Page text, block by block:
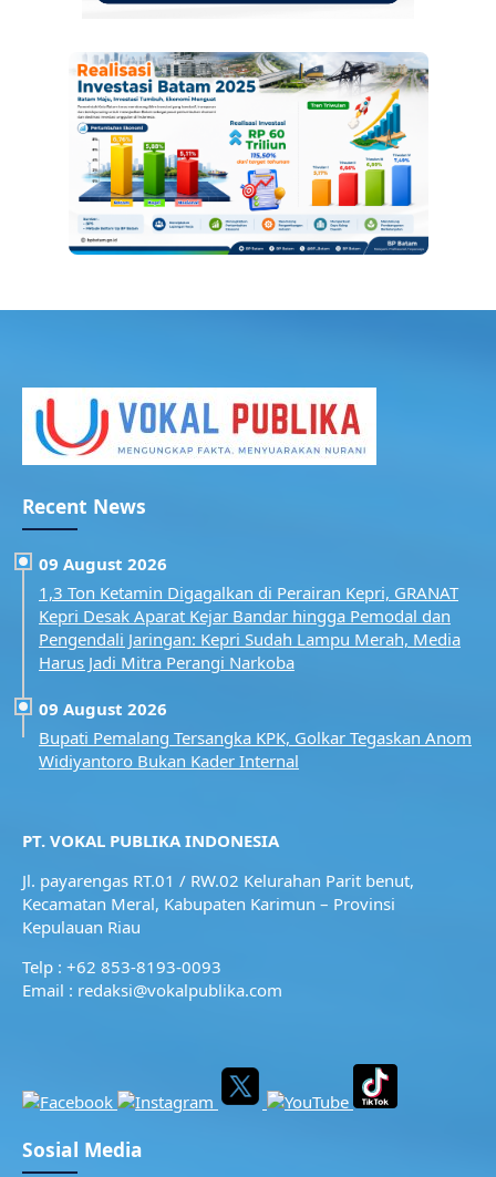
Recent News
09 August 2026
1,3 Ton Ketamin Digagalkan di Perairan Kepri, GRANAT
Kepri Desak Aparat Kejar Bandar hingga Pemodal dan
Pengendali Jaringan: Kepri Sudah Lampu Merah, Media
Harus Jadi Mitra Perangi Narkoba
09 August 2026
Bupati Pemalang Tersangka KPK, Golkar Tegaskan Anom
Widiyantoro Bukan Kader Internal
PT. VOKAL PUBLIKA INDONESIA
Jl. payarengas RT.01 / RW.02 Kelurahan Parit benut,
Kecamatan Meral, Kabupaten Karimun – Provinsi
Kepulauan Riau
Telp : +62 853-8193-0093
Email : redaksi@vokalpublika.com
Sosial Media